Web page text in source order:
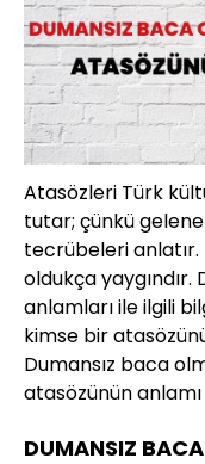
Atasözleri Türk
tutar; çünkü
tecrübeleri anlatır.
oldukça
anlamları ile ilgili
kimse bir
Dumansız baca
atasözünün anlamı
DUMANSIZ